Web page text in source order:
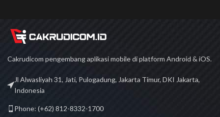
Cakrudicom pengembang aplikasi mobile di platform Android & iOS.
Jl Alwasliyah 31, Jati, Pulogadung, Jakarta Timur, DKI Jakarta,
Indonesia
Phone: (+62) 812-8332-1700